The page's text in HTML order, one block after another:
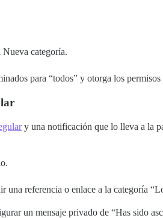
categoría.
para “todos” y otorga los permisos
y una notificación que lo lleva a la
referencia o enlace a la categoría
un mensaje privado de “Has sido